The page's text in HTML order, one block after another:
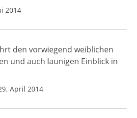
2014
den vorwiegend weiblichen
und auch launigen Einblick in
April 2014